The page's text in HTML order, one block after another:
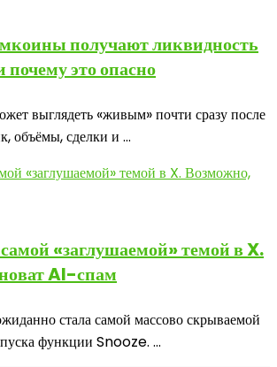
получают ликвидность
это опасно
выглядеть «живым» почти сразу после
объёмы, сделки и ...
«заглушаемой» темой в X.
AI-спам
стала самой массово скрываемой
функции Snooze. ...